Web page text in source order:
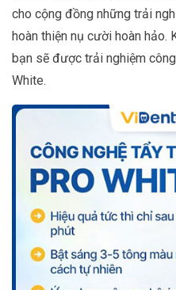
cho cộng đồng những trải
hoàn thiện nụ cười hoàn hảo.
bạn sẽ được trải nghiệm
White.